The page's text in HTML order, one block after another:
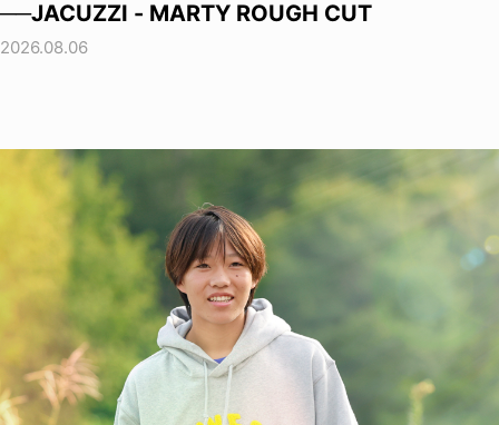
──JACUZZI - MARTY ROUGH CUT
2026.08.06